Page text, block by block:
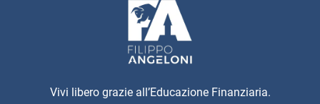
Vivi libero grazie all’Educazione Finanziaria.